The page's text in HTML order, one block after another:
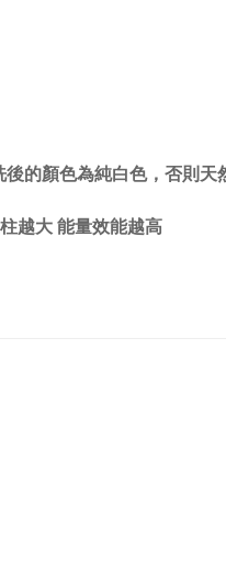
的顏色為純白色，否則
越大 能量效能越高